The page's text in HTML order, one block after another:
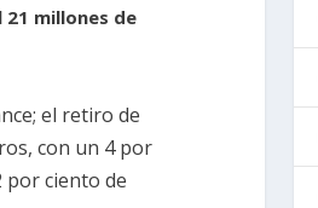
millones de
el retiro de
con un 4 por
por ciento de